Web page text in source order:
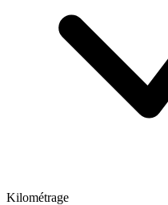
Kilométrage